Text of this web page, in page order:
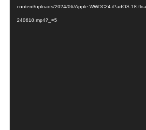
content/uploads/2024/06/Apple-WWDC24-iPadOS-18-
240610.mp4?_=5